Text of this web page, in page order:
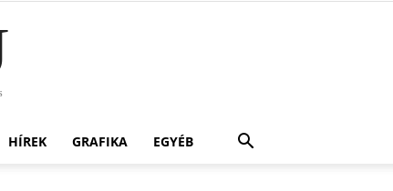
HÍREK GRAFIKA EGYÉB